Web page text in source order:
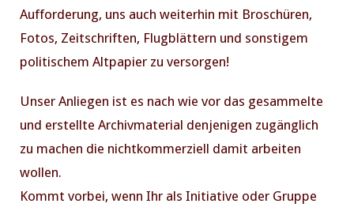
Aufforderung, uns auch weiterhin mit Broschüren,
Fotos, Zeitschriften, Flugblättern und sonstigem
politischem Altpapier zu versorgen!
Unser Anliegen ist es nach wie vor das gesammelte
und erstellte Archivmaterial denjenigen zugänglich
zu machen die nichtkommerziell damit arbeiten
wollen.
Kommt vorbei, wenn Ihr als Initiative oder Gruppe